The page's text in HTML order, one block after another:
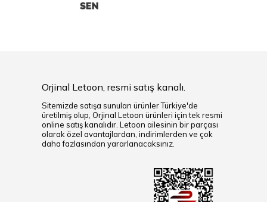
Orjinal Letoon, resmi satış kanalı.
Sitemizde satışa sunulan ürünler Türkiye'de
üretilmiş olup, Orjinal Letoon ürünleri için tek resmi
online satış kanalıdır. Letoon ailesinin bir parçası
olarak özel avantajlardan, indirimlerden ve çok
daha fazlasından yararlanacaksınız.